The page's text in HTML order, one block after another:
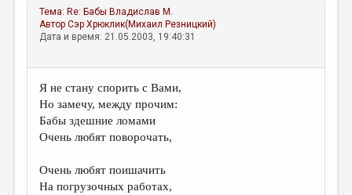
Тема:Re: Бабы Владислав М.
АвторСэр Хрюклик(Михаил Резницкий)
Дата и время: 21.05.2003, 19:40:31
Я не стану спорить с Вами,
Но замечу, между прочим:
Бабы здешние ломами
Очень любят поворочать,
Очень любят поишачить
На погрузочных работах,